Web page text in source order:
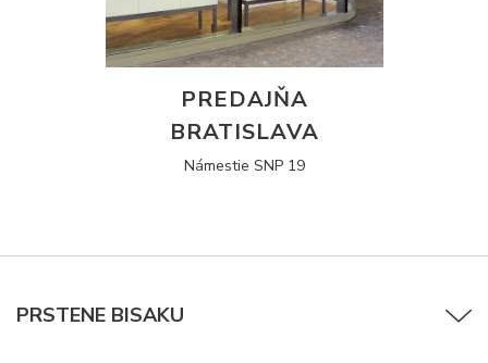
PREDAJŇA
BRATISLAVA
Námestie SNP 19
PRSTENE BISAKU